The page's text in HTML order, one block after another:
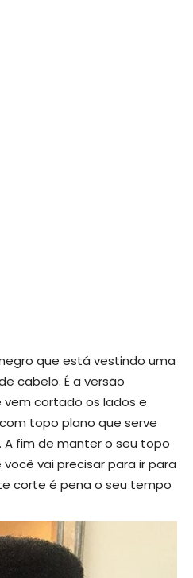
que está vestindo uma
cabelo. É a versão
cortado os lados e
topo plano que serve
fim de manter o seu topo
vai precisar para ir para
corte é pena o seu tempo